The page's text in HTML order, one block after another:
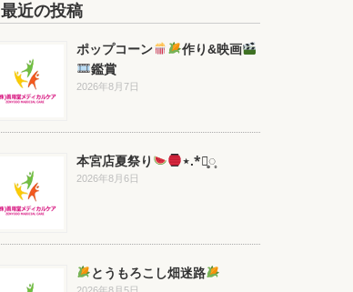
最近の投稿
ポップコーン
作り&映画
鑑賞
2026年8月7日
本宮店夏祭り ⋆.*⃝̥◌̥
2026年8月6日
とうもろこし畑迷路